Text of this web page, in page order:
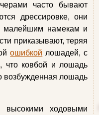
часто бывают
дрессировке, они
малейшим намекам и
приказывают, теряя
ошибкой лошадей, с
что ковбой и лошадь
возбужденная лошадь
высокими ходовыми